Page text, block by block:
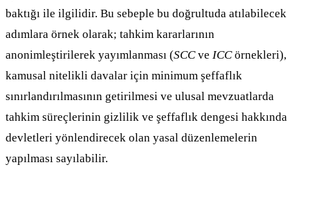
baktığı ile ilgilidir. Bu sebeple bu doğrultuda atılabilecek
adımlara örnek olarak; tahkim kararlarının
anonimleştirilerek yayımlanması (SCCve ICCörnekleri),
kamusal nitelikli davalar için minimum şeffaflık
sınırlandırılmasının getirilmesi ve ulusal mevzuatlarda
tahkim süreçlerinin gizlilik ve şeffaflık dengesi hakkında
devletleri yönlendirecek olan yasal düzenlemelerin
yapılması sayılabilir.